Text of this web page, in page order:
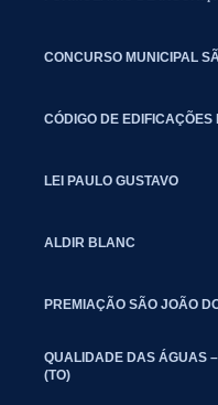
CONCURSO MUNICIPAL
CÓDIGO DE EDIFICAÇÕES
LEI PAULO GUSTAVO
ALDIR BLANC
PREMIAÇÃO SÃO JOÃO
QUALIDADE DAS ÁGUAS
(TO)